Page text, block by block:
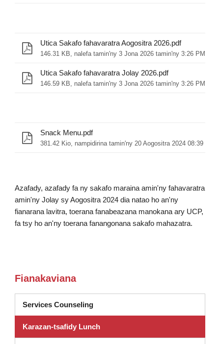
Utica Sakafo fahavaratra Aogositra 2026.pdf
146.31 KB, nalefa tamin'ny 3 Jona 2026 tamin'ny 3:26 PM
Utica Sakafo fahavaratra Jolay 2026.pdf
146.59 KB, nalefa tamin'ny 3 Jona 2026 tamin'ny 3:26 PM
Snack Menu.pdf
381.42 Kio, nampidirina tamin'ny 20 Aogositra 2024 08:39
Azafady, azafady fa ny sakafo maraina amin'ny fahavaratra
amin'ny Jolay sy Aogositra 2024 dia natao ho an'ny
fianarana lavitra, toerana fanabeazana manokana ary UCP,
fa tsy ho an'ny toerana fanangonana sakafo mahazatra.
Fianakaviana
Services Counseling(misokatra amin'ny varavarankely
Karazan-tsafidy Lunch